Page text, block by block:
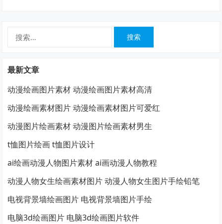
最新文章
动漫绘画图片素材 动漫绘画图片素材高清
动漫绘画素材图片 动漫绘画素材图片可爱红
动漫图片绘画素材 动漫图片绘画素材男生
t恤图片绘画 t恤图片设计
ai绘画动漫人物图片素材 ai画动漫人物教程
动漫人物女生绘画素材图片 动漫人物女生图片手绘铅笔
电视背景墙绘画图片 电视背景墙图片手绘
电脑3d绘画图片 电脑3d绘画图片软件